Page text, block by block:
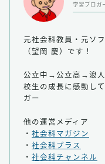
学習ブロガ
元社会科教員・元ソ
（望岡 慶）です！
公立中→公立高→浪
校生の成長に感動し
ガー
他の運営メディア
・ 社会科マガジン
・ 社会科プラス
・ 社会科チャンネル